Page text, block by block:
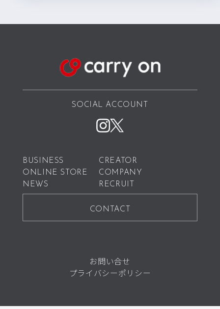
SOCIAL ACCOUNT
BUSINESS
CREATOR
ONLINE STORE
COMPANY
NEWS
RECRUIT
CONTACT
お問い合せ
プライバシーポリシー